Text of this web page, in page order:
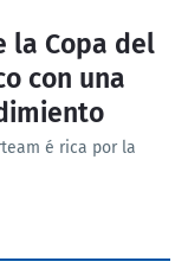
la Copa del
con una
é rica por la